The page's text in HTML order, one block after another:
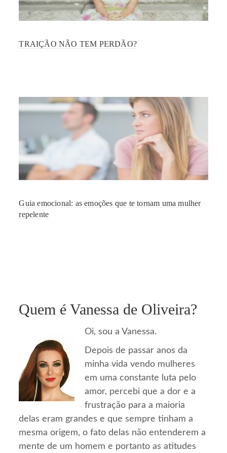
TRAIÇÃO NÃO TEM PERDÃO?
Guia emocional: as emoções que te tornam uma mulher
repelente
Quem é Vanessa de Oliveira?
Oi, sou a Vanessa.
Depois de passar anos da
minha vida vendo mulheres
em uma constante luta pelo
amor, percebi que a dor e a
frustração para a maioria
delas eram grandes e que sempre tinham a
mesma origem, o fato delas não entenderem a
mente de um homem e portanto as atitudes